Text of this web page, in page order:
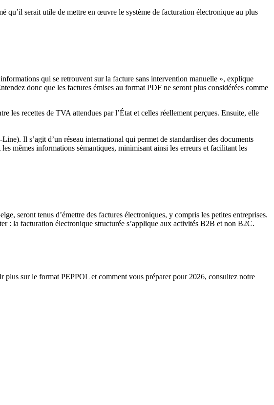
qu’il serait utile de mettre en œuvre le système de facturation électronique au plus
qui se retrouvent sur la facture sans intervention manuelle », explique
donc que les factures émises au format PDF ne seront plus considérées comme
les recettes de TVA attendues par l’État et celles réellement perçues. Ensuite, elle
Il s’agit d’un réseau international qui permet de standardiser des documents
mêmes informations sémantiques, minimisant ainsi les erreurs et facilitant les
seront tenus d’émettre des factures électroniques, y compris les petites entreprises.
: la facturation électronique structurée s’applique aux activités B2B et non B2C.
plus sur le format PEPPOL et comment vous préparer pour 2026, consultez notre